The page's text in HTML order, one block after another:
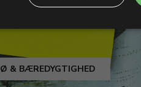
& BÆREDYGTIGHED